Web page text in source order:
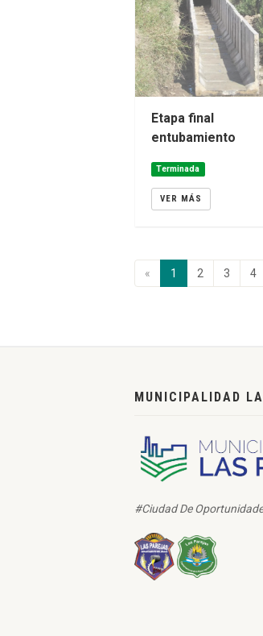
Etapa final
entubamiento
Terminada
VER MÁS
« 1 2 3 4
MUNICIPALIDAD
#Ciudad De